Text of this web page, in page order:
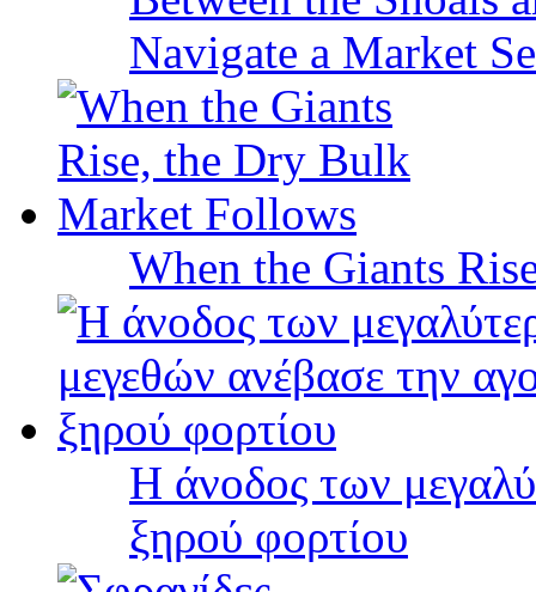
Navigate a Market
When the Giants
Η άνοδος των
ξηρού φορτίου